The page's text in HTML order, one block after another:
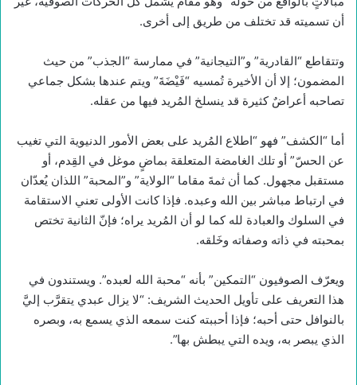
أن تسميته قد تختلف من طريق إلى أخرى.
وتتقاطع “القادرية” و”التيجانية” في ممارسة “الجذب” من حيث
المضمون؛ إلا أن الأخيرة تُمسيه “فَيْضَةَ” ويتم عندها بشكل جماعي
تصاحبه أعراضٌ كثيرة قد ينسلخ المُريد فيها من عقله.
أما “الكشف” فهو “اطلاع المُريد على بعض الأمور الدنيوية التي تغيب
عن الحسّ” أو تلك الغامضة المتعلقة بماضٍ موغل في القِدم، أو
مستقبل مجهول. كما أن ثمةَ مقاما “الولاية” و”المحبة” اللذان يُعدّان
في ارتباط مباشر بين الله وعبده. فإذا كانت الأولى تعني الاستقامة
في السلوك والعبادة لله كما لو أن المُريد يراه؛ فإنّ الثانية تختص
بمحبته في ذاته وصفاته وخَلقه.
ويعرّف الصوفيون “التمكين” بأنه “محبة الله لعبده”. ويستندون في
هذا التعريف على تأويل الحديث الشريف: “لا يزال عبدي يتقرَّب إليَّ
بالنوافل حتى أحبه؛ فإذا أحببته كنت سمعه الذي يسمع به، وبصره
الذي يبصر به، ويده التي يبطش بها”.